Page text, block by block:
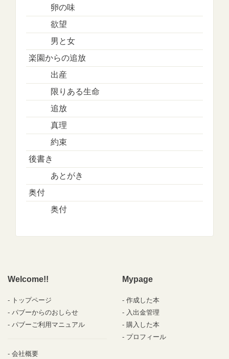
卵の味
欲望
男と女
楽園からの追放
出産
限りある生命
追放
真理
約束
後書き
あとがき
奥付
奥付
Welcome!!
トップページ
パブーからのおしらせ
パブーご利用マニュアル
会社概要
Mypage
作成した本
入出金管理
購入した本
プロフィール